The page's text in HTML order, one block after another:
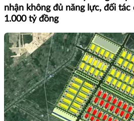
nhận không đủ năng lực, đối
1.000 tỷ đồng